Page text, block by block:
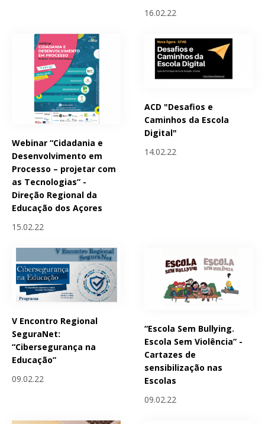
16.02.22
Webinar “Cidadania e
Desenvolvimento em
Processo – projetar com
as Tecnologias” -
Direção Regional da
Educação dos Açores
15.02.22
ACD "Desafios e
Caminhos da Escola
Digital"
14.02.22
V Encontro Regional
SeguraNet:
“Cibersegurança na
Educação”
09.02.22
“Escola Sem Bullying.
Escola Sem Violência” -
Cartazes de
sensibilização nas
Escolas
09.02.22